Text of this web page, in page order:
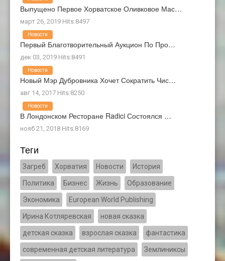
Выпущено Первое Хорватское Оливковое Мас…
март 26, 2019 Hits:8497
Первый Благотворительный Аукцион По Про…
дек 03, 2019 Hits:8491
Новости
Новый Мэр Дубровника Хочет Сократить Чис…
авг 14, 2017 Hits:8250
Новости
В Лондонском Ресторане Radici Состоялся …
нояб 21, 2018 Hits:8169
Новости
Теги
Загреб Хорватия Новости История
Политика Бизнес Жизнь Образование
Экономика European World Publishing
Ирина Котляревская новая сказка
детская сказка взрослая сказка фантастика
современная детская литература Землиниксы